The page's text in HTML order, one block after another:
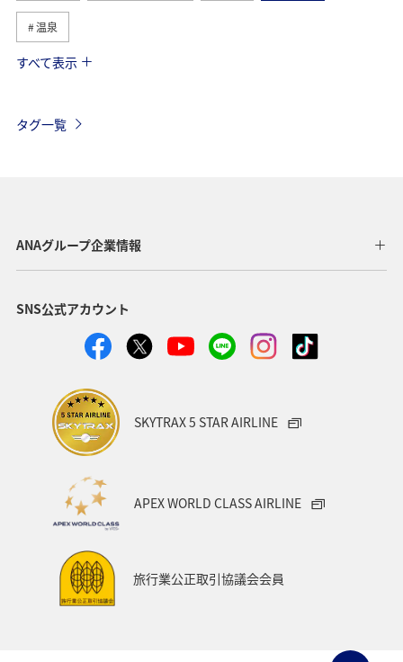
温泉
秋 海
夏 沖縄 名古屋 フォトジェニックな写真を撮る
ワカサギ 川
すべて表示
タグ一覧
ANAグループ企業情報
SNS公式アカウント
SKYTRAX 5 STAR AIRLINE
APEX WORLD CLASS AIRLINE
旅行業公正取引協議会会員